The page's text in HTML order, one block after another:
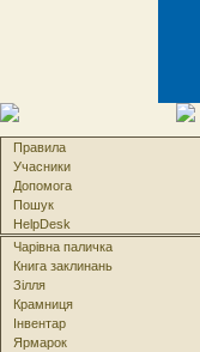
Правила
Учасники
Допомога
Пошук
HelpDesk
Чарівна паличка
Книга заклинань
Зілля
Крамниця
Інвентар
Ярмарок